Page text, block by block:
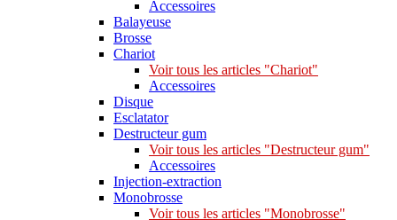
Accessoires
Balayeuse
Brosse
Chariot
Voir tous les articles "Chariot"
Accessoires
Disque
Esclatator
Destructeur gum
Voir tous les articles "Destructeur gum"
Accessoires
Injection-extraction
Monobrosse
Voir tous les articles "Monobrosse"